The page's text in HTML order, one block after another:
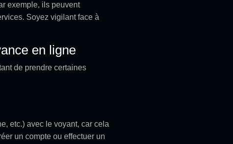
exemple, ils peuvent
Soyez vigilant face à
en ligne
de prendre certaines
etc.) avec le voyant, car cela
un compte ou effectuer un